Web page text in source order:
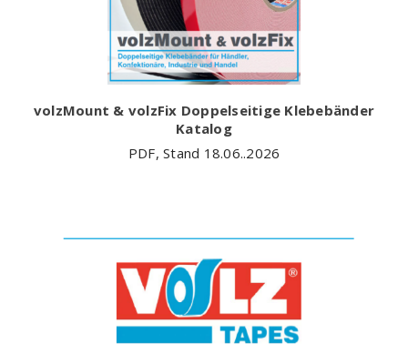
volzMount & volzFix Doppelseitige Klebebänder
Katalog
PDF, Stand 18.06..2026